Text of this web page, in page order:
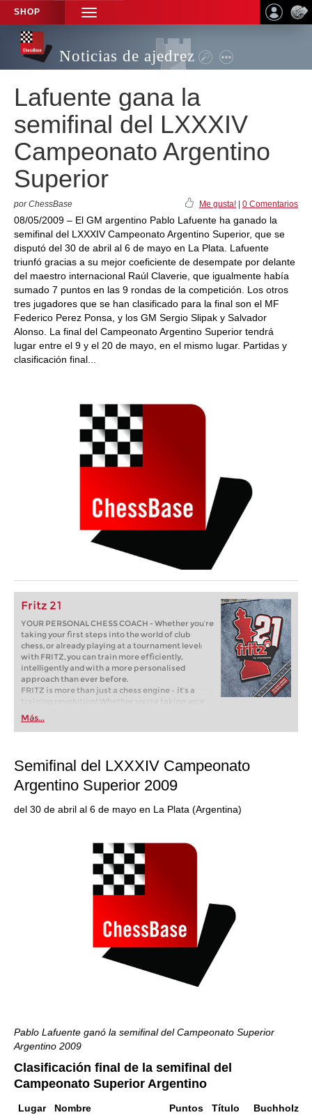
SHOP
TOGGLE
NAVIGATION
Noticias de ajedrez
Lafuente gana la
semifinal del LXXXIV
Campeonato Argentino
Superior
por ChessBase Me gusta! 0 Comentarios
08/05/2009 – El GM argentino Pablo Lafuente ha ganado la
semifinal del LXXXIV Campeonato Argentino Superior, que se
disputó del 30 de abril al 6 de mayo en La Plata. Lafuente
triunfó gracias a su mejor coeficiente de desempate por delante
del maestro internacional Raúl Claverie, que igualmente había
sumado 7 puntos en las 9 rondas de la competición. Los otros
tres jugadores que se han clasificado para la final son el MF
Federico Perez Ponsa, y los GM Sergio Slipak y Salvador
Alonso. La final del Campeonato Argentino Superior tendrá
lugar entre el 9 y el 20 de mayo, en el mismo lugar. Partidas y
clasificación final...
Fritz 21
YOUR PERSONAL CHESS COACH - Whether you’re
taking your first steps into the world of club
chess, or already playing at a tournament level:
with FRITZ, you can train more efficiently,
intelligently and with a more personalised
approach than ever before.
FRITZ is more than just a chess engine – it’s a
training revolution! Whether you’re taking your
first steps into the world of club chess, or already
playing at a tournament level: with FRITZ, you can
train more efficiently, intelligently and with a
Más...
Semifinal del LXXXIV Campeonato
Argentino Superior 2009
del 30 de abril al 6 de mayo en La Plata (Argentina)
Pablo Lafuente ganó la semifinal del Campeonato Superior
Argentino 2009
Clasificación final de la semifinal del
Campeonato Superior Argentino
Lugar Nombre Puntos Título Buchholz